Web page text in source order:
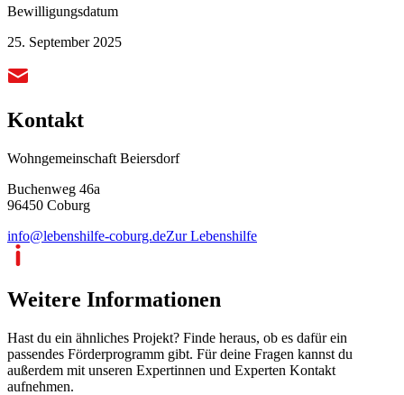
Bewilligungsdatum
25. September 2025
Kontakt
Wohngemeinschaft Beiersdorf
Buchenweg 46a
96450 Coburg
info@lebenshilfe-coburg.deZur Lebenshilfe
Weitere Informationen
Hast du ein ähnliches Projekt? Finde heraus, ob es dafür ein
passendes Förderprogramm gibt. Für deine Fragen kannst du
außerdem mit unseren Expertinnen und Experten Kontakt
aufnehmen.